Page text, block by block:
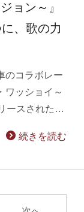
ョン～』
、歌の力
のコラボレー
ワッショイ～
ースされた…
続きを読む